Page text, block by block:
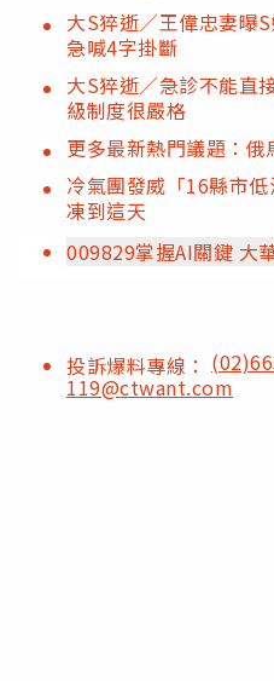
大S猝逝／王偉忠妻
急喊4字掛斷
大S猝逝／急診不能直
級制度很嚴格
更多最新熱門議題：俄
冷氣團發威「16縣市
凍到這天
009829掌握AI關鍵 大
投訴爆料專線：
119@ctwant.com